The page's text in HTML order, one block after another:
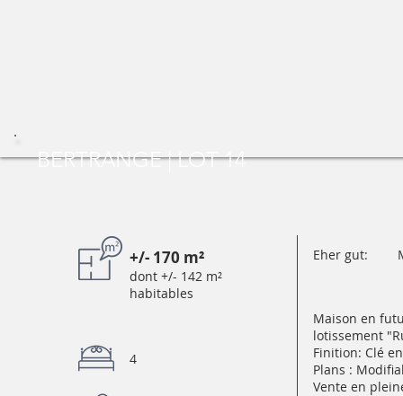
BERTRANGE | LOT 14
+/- 170 m²
dont +/- 142 m²
habitables
4
Maison en
lotissement
Finition: Clé
Plans :
Vente en
Eher gut: